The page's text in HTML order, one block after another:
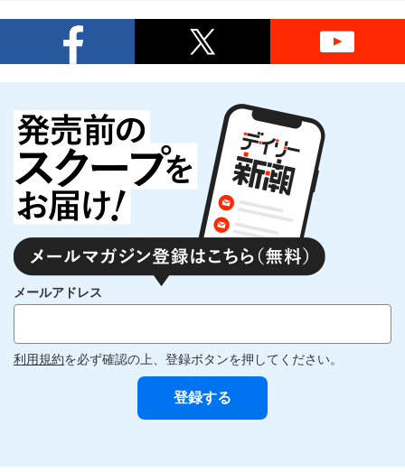
メールアドレス
利用規約を必ず確認の上、登録ボタンを押してください。